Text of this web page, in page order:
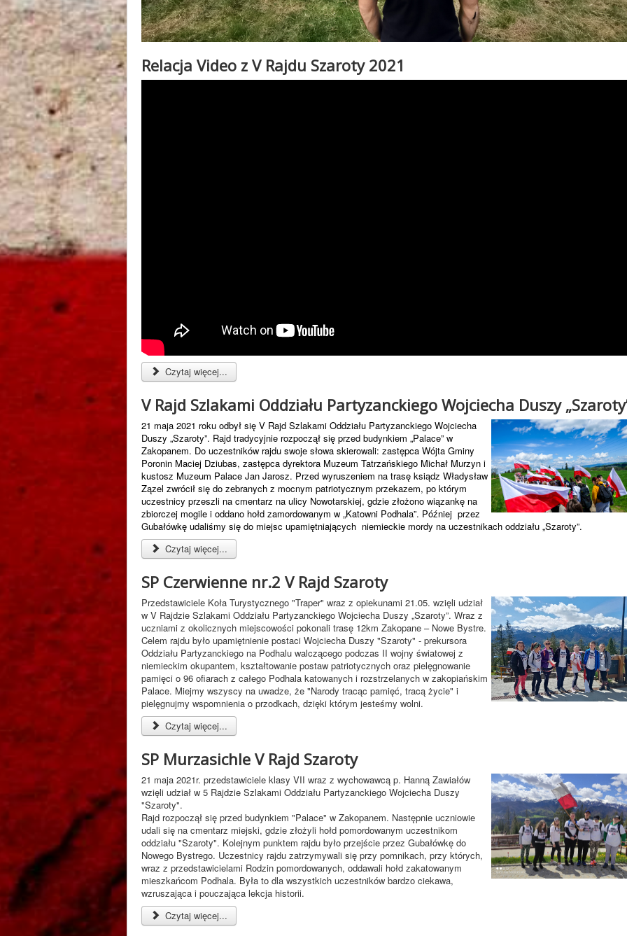
Relacja Video z V Rajdu Szaroty 2021
Czytaj więcej...
V Rajd Szlakami Oddziału Partyzanckiego Wojciecha Duszy
21 maja 2021 roku odbył się V Rajd Szlakami Oddziału Partyzanckiego Wojciecha
Duszy „Szaroty”. Rajd tradycyjnie rozpoczął się przed budynkiem „Palace” w
Zakopanem. Do uczestników rajdu swoje słowa skierowali: zastępca Wójta Gminy
Poronin Maciej Dziubas, zastępca dyrektora Muzeum Tatrzańskiego Michał Murzyn i
kustosz Muzeum Palace Jan Jarosz. Przed wyruszeniem na trasę ksiądz Władysław
Zązel zwrócił się do zebranych z mocnym patriotycznym przekazem, po którym
uczestnicy przeszli na cmentarz na ulicy Nowotarskiej, gdzie złożono wiązankę na
zbiorczej mogile i oddano hołd zamordowanym w „Katowni Podhala”. Później przez
Gubałówkę udaliśmy się do miejsc upamiętniających niemieckie mordy na uczestnikach oddziału „Szaroty”.
Czytaj więcej...
SP Czerwienne nr.2 V Rajd Szaroty
Przedstawiciele Koła Turystycznego "Traper" wraz z opiekunami 21.05. wzięli udział
w V Rajdzie Szlakami Oddziału Partyzanckiego Wojciecha Duszy „Szaroty”. Wraz z
uczniami z okolicznych miejscowości pokonali trasę 12km Zakopane – Nowe Bystre.
Celem rajdu było upamiętnienie postaci Wojciecha Duszy "Szaroty" - prekursora
Oddziału Partyzanckiego na Podhalu walczącego podczas II wojny światowej z
niemieckim okupantem, kształtowanie postaw patriotycznych oraz pielęgnowanie
pamięci o 96 ofiarach z całego Podhala katowanych i rozstrzelanych w zakopiańskim
Palace. Miejmy wszyscy na uwadze, że "Narody tracąc pamięć, tracą życie" i
pielęgnujmy wspomnienia o przodkach, dzięki którym jesteśmy wolni.
Czytaj więcej...
SP Murzasichle V Rajd Szaroty
21 maja 2021r. przedstawiciele klasy VII wraz z wychowawcą p. Hanną Zawiałów
wzięli udział w 5 Rajdzie Szlakami Oddziału Partyzanckiego Wojciecha Duszy
"Szaroty".
Rajd rozpoczął się przed budynkiem "Palace" w Zakopanem. Następnie uczniowie
udali się na cmentarz miejski, gdzie złożyli hołd pomordowanym uczestnikom
oddziału "Szaroty". Kolejnym punktem rajdu było przejście przez Gubałówkę do
Nowego Bystrego. Uczestnicy rajdu zatrzymywali się przy pomnikach, przy których,
wraz z przedstawicielami Rodzin pomordowanych, oddawali hołd zakatowanym
mieszkańcom Podhala. Była to dla wszystkich uczestników bardzo ciekawa,
wzruszająca i pouczająca lekcja historii.
Czytaj więcej...